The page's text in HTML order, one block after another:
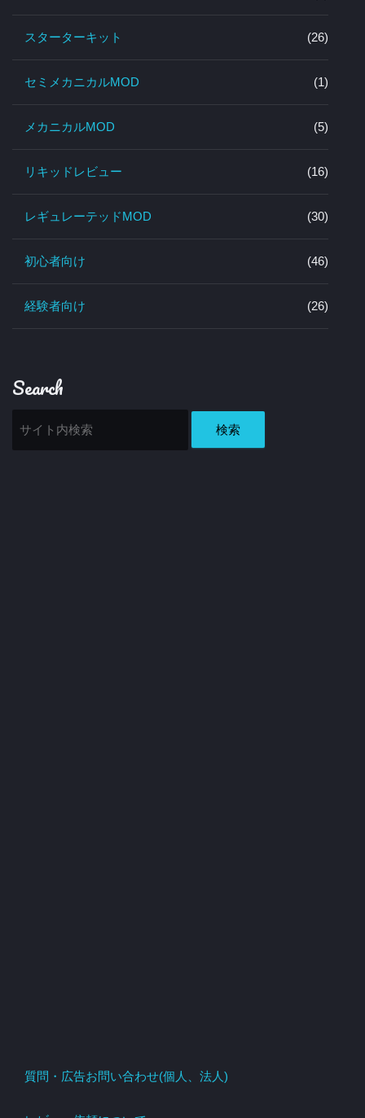
スターターキット (26)
セミメカニカルMOD (1)
メカニカルMOD (5)
リキッドレビュー (16)
レギュレーテッドMOD (30)
初心者向け (46)
経験者向け (26)
Search
質問・広告お問い合わせ(個人、法人)